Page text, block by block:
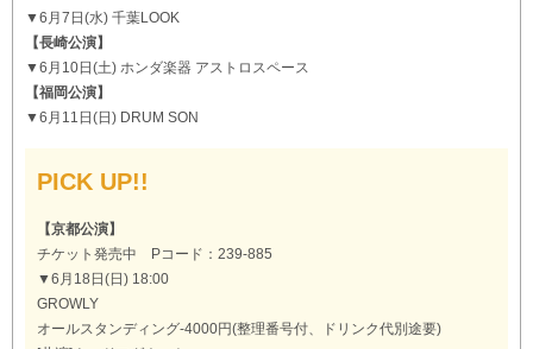
▼6月7日(水) 千葉LOOK
【長崎公演】
▼6月10日(土) ホンダ楽器 アストロスペース
【福岡公演】
▼6月11日(日) DRUM SON
PICK UP!!
【京都公演】
チケット発売中 Pコード：239-885
▼6月18日(日) 18:00
GROWLY
オールスタンディング-4000円(整理番号付、ドリンク代別途要)